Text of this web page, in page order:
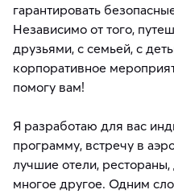
гарантировать
Независимо от того,
друзьями, с семьей, с
корпоративное
помогу вам!
Я разработаю для вас
программу, встречу в
лучшие отели,
многое другое. Одним